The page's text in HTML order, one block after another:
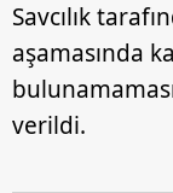
Savcılık
aşamasında
verildi.